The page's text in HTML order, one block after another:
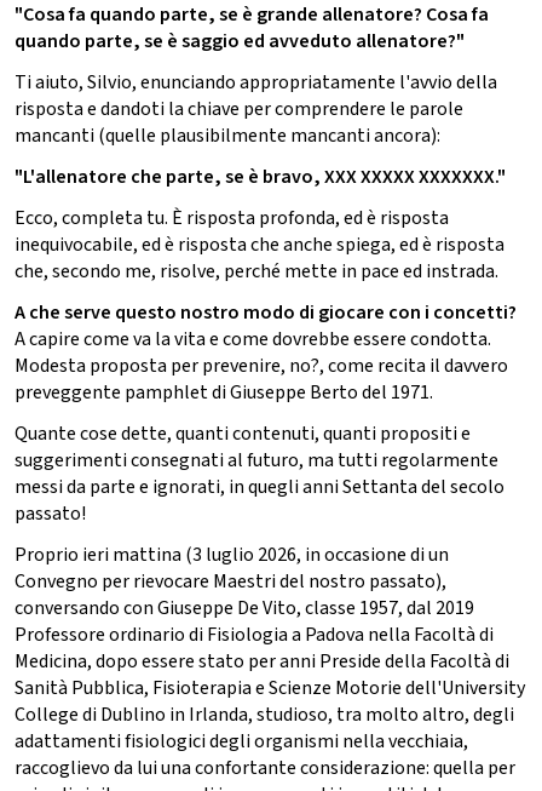
"Cosa fa quando parte, se è grande allenatore? Cosa fa
quando parte, se è saggio ed avveduto allenatore?"
Ti aiuto, Silvio, enunciando appropriatamente l'avvio della
risposta e dandoti la chiave per comprendere le parole
mancanti (quelle plausibilmente mancanti ancora):
"L'allenatore che parte, se è bravo, XXX XXXXX XXXXXXX."
Ecco, completa tu. È risposta profonda, ed è risposta
inequivocabile, ed è risposta che anche spiega, ed è risposta
che, secondo me, risolve, perché mette in pace ed instrada.
A che serve questo nostro modo di giocare con i concetti?
A capire come va la vita e come dovrebbe essere condotta.
Modesta proposta per prevenire, no?, come recita il davvero
preveggente pamphlet di Giuseppe Berto del 1971.
Quante cose dette, quanti contenuti, quanti propositi e
suggerimenti consegnati al futuro, ma tutti regolarmente
messi da parte e ignorati, in quegli anni Settanta del secolo
passato!
Proprio ieri mattina (3 luglio 2026, in occasione di un
Convegno per rievocare Maestri del nostro passato),
conversando con Giuseppe De Vito, classe 1957, dal 2019
Professore ordinario di Fisiologia a Padova nella Facoltà di
Medicina, dopo essere stato per anni Preside della Facoltà di
Sanità Pubblica, Fisioterapia e Scienze Motorie dell'University
College di Dublino in Irlanda, studioso, tra molto altro, degli
adattamenti fisiologici degli organismi nella vecchiaia,
raccoglievo da lui una confortante considerazione: quella per